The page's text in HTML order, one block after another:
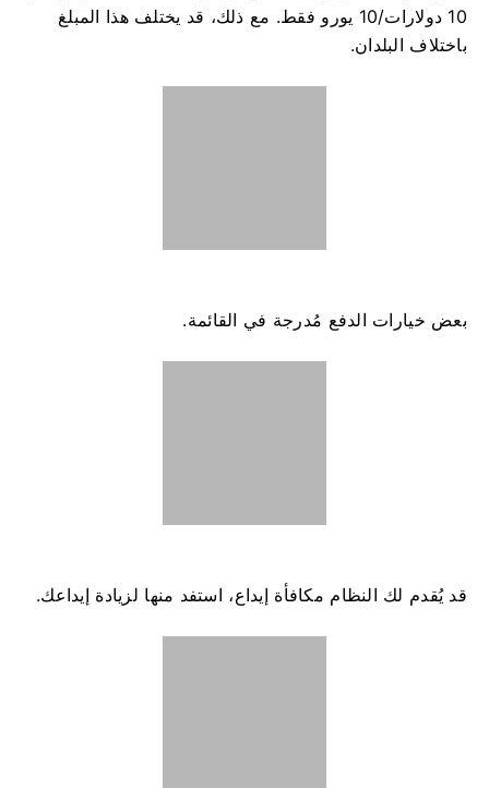
10 دولارات/10 يورو فقط. مع ذلك، قد يختلف هذا المبلغ
باختلاف البلدان.
​​بعض خيارات الدفع مُدرجة في القائمة.
قد يُقدم لك النظام مكافأة إيداع، استفد منها لزيادة إيداعك.